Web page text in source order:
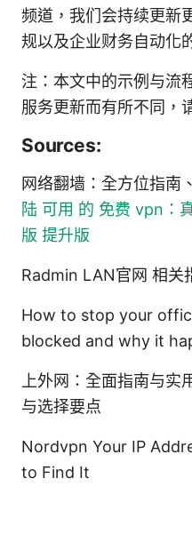
频道，我们会持续更新
规以及企业财务自动化
注：本文中的示例与流
服务更新而有所不同，
Sources:
网络翻墙：全方位指南
陆 可用 的 免费 vpn：
版 提升版
Radmin LAN官网 相关
How to stop your
blocked and why it
上外网：全面指南与
与选择要点
Nordvpn Your IP
to Find It